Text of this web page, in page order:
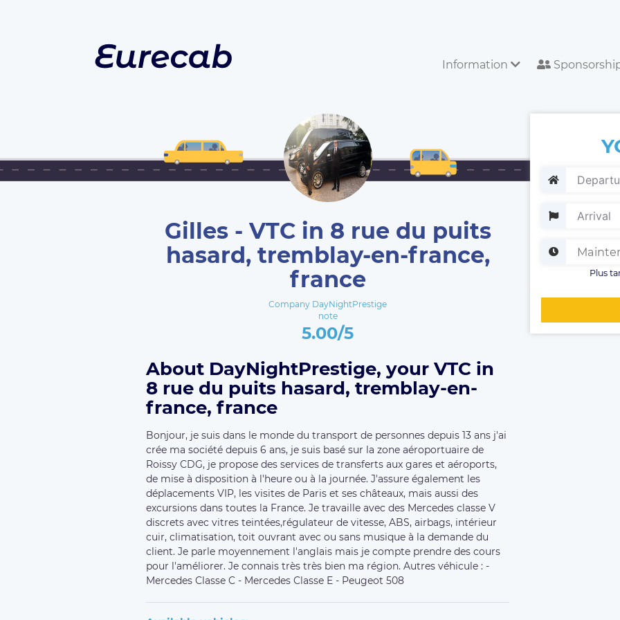
Information
Gilles - VTC in 8 rue du puits
hasard, tremblay-en-france,
france
Company DayNightPrestige
note
5.00/5
Plus
About DayNightPrestige, your VTC in
8 rue du puits hasard, tremblay-en-
france, france
Bonjour, je suis dans le monde du transport de personnes depuis 13 ans j'ai
crée ma société depuis 6 ans, je suis basé sur la zone aéroportuaire de
Roissy CDG, je propose des services de transferts aux gares et aéroports,
de mise à disposition à l'heure ou à la journée. J'assure également les
déplacements VIP, les visites de Paris et ses châteaux, mais aussi des
excursions dans toutes la France. Je travaille avec des Mercedes classe V
discrets avec vitres teintées,régulateur de vitesse, ABS, airbags, intérieur
cuir, climatisation, toit ouvrant avec ou sans musique à la demande du
client. Je parle moyennement l'anglais mais je compte prendre des cours
pour l'améliorer. Je connais très très bien ma région. Autres véhicule : -
Mercedes Classe C - Mercedes Classe E - Peugeot 508